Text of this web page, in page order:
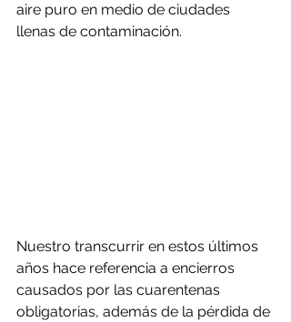
aire puro en medio de ciudades
llenas de contaminación.
Nuestro transcurrir en estos últimos
años hace referencia a encierros
causados por las cuarentenas
obligatorias, además de la pérdida de